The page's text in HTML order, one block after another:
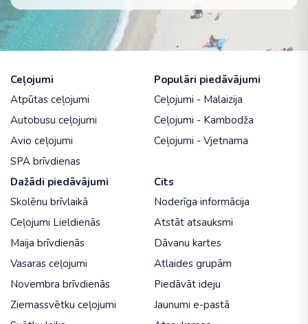
Ceļojumi
Atpūtas ceļojumi
Autobusu ceļojumi
Avio ceļojumi
SPA brīvdienas
Populāri piedāvājumi
Ceļojumi - Malaizija
Ceļojumi - Kambodža
Ceļojumi - Vjetnama
Dažādi piedāvājumi
Skolēnu brīvlaikā
Ceļojumi Lieldienās
Maija brīvdienās
Vasaras ceļojumi
Novembra brīvdienās
Ziemassvētku ceļojumi
Cits
Noderīga informācija
Atstāt atsauksmi
Dāvanu kartes
Atlaides grupām
Piedāvāt ideju
Jaunumi e-pastā